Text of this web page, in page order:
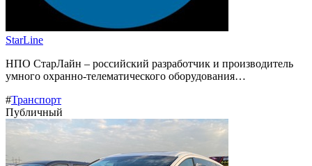
StarLine
НПО СтарЛайн – российский разработчик и производитель
умного охранно-телематического оборудования…
#Транспорт
Публичный